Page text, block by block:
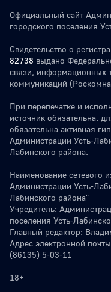
Официальный сайт
городского поселения
Свидетельство о
82738 выдано
связи, информационных
коммуникаций
При перепечатке и
источник обязательна.
обязательна активная
Администрации Усть-
Лабинского района.
Наименование сетевого
Администрации Усть-
Лабинского района"
Учредитель:
поселения Усть-
Главный редактор:
Адрес электронной
(86135) 5-03-11
18+